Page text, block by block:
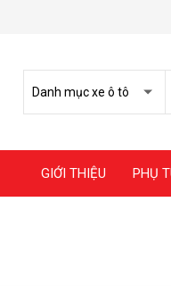
GIỚI THIỆU PHỤ